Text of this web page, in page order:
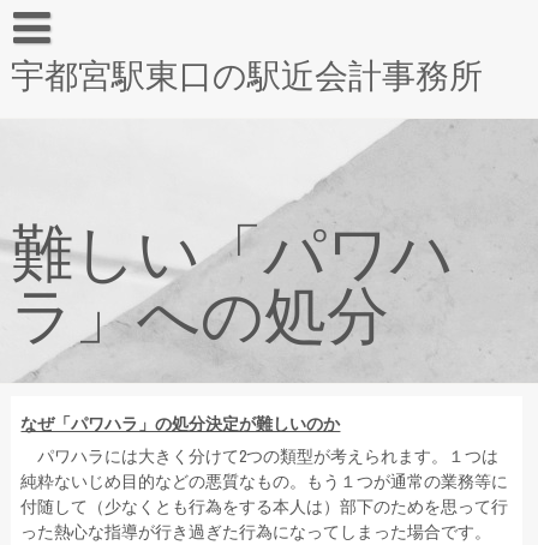
宇都宮駅東口の駅近会計事務所
難しい「パワハ
ラ」への処分
なぜ「パワハラ」の処分決定が難しいのか
パワハラには大きく分けて2つの類型が考えられます。１つは
純粋ないじめ目的などの悪質なもの。もう１つが通常の業務等に
付随して（少なくとも行為をする本人は）部下のためを思って行
った熱心な指導が行き過ぎた行為になってしまった場合です。